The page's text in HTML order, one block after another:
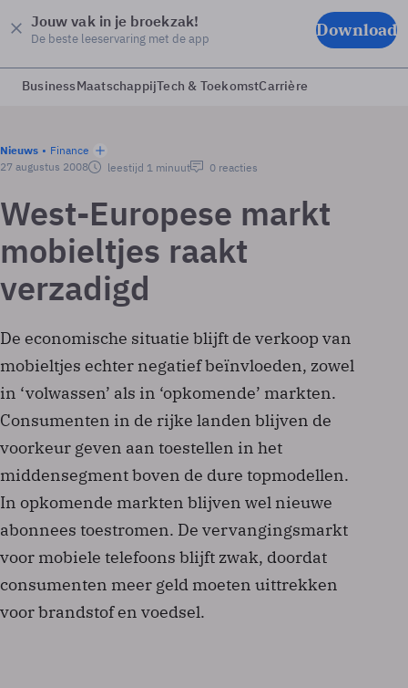
Jouw vak in je broekzak!
De beste leeservaring met de app Download
BusinessMaatschappijTech & ToekomstCarrière
Nieuws
Finance
27 augustus 2008
leestijd 1 minuut 0 reacties
West-Europese markt
mobieltjes raakt
verzadigd
De economische situatie blijft de verkoop van
mobieltjes echter negatief beïnvloeden, zowel
in ‘volwassen’ als in ‘opkomende’ markten.
Consumenten in de rijke landen blijven de
voorkeur geven aan toestellen in het
middensegment boven de dure topmodellen.
In opkomende markten blijven wel nieuwe
abonnees toestromen. De vervangingsmarkt
voor mobiele telefoons blijft zwak, doordat
consumenten meer geld moeten uittrekken
voor brandstof en voedsel.